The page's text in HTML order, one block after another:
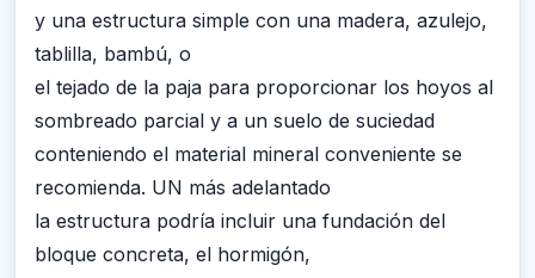
y una estructura simple con una madera, azulejo,
tablilla, bambú, o
el tejado de la paja para proporcionar los hoyos al
sombreado parcial y a un suelo de suciedad
conteniendo el material mineral conveniente se
recomienda. UN más adelantado
la estructura podría incluir una fundación del
bloque concreta, el hormigón,